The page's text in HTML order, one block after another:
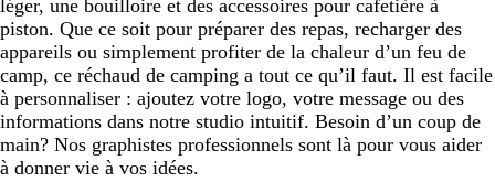
léger, une bouilloire et des accessoires pour cafetière à
piston. Que ce soit pour préparer des repas, recharger des
appareils ou simplement profiter de la chaleur d’un feu de
camp, ce réchaud de camping a tout ce qu’il faut. Il est facile
à personnaliser : ajoutez votre logo, votre message ou des
informations dans notre studio intuitif. Besoin d’un coup de
main? Nos graphistes professionnels sont là pour vous aider
à donner vie à vos idées.